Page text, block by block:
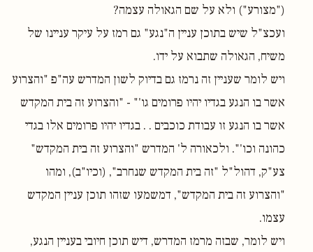
("מצורע") ולא על שם הגאולה עצמה?
ועכצ"ל שיש בתוכן עניין ה"נגע" גם רמז על עיקר עניינו של
משיח, הגאולה שתבוא על ידו.
ויש לומר שעניין זה נרמז גם בדיוק לשון המדרש עה"פ "והצרוע
אשר בו הנגע בגדיו יהיו פרומים גו'" - "והצרוע זה בית המקדש
אשר בו הנגע זו עבודת כוכבים . . בגדיו יהיו פרומים אלו בגדי
כהונה וכו'". ולכאורה ל' המדרש "והצרוע זה בית המקדש"
צע"ק, דהול"ל "זה בית המקדש שנחרב", (וכיו"ב), ומהו
"והצרוע זה בית המקדש", דמשמעו שזהו תוכן עניין המקדש
עצמו.
ויש לומר, שבזה מרמז המדרש, דיש תוכן חיובי בעניין הנגע,